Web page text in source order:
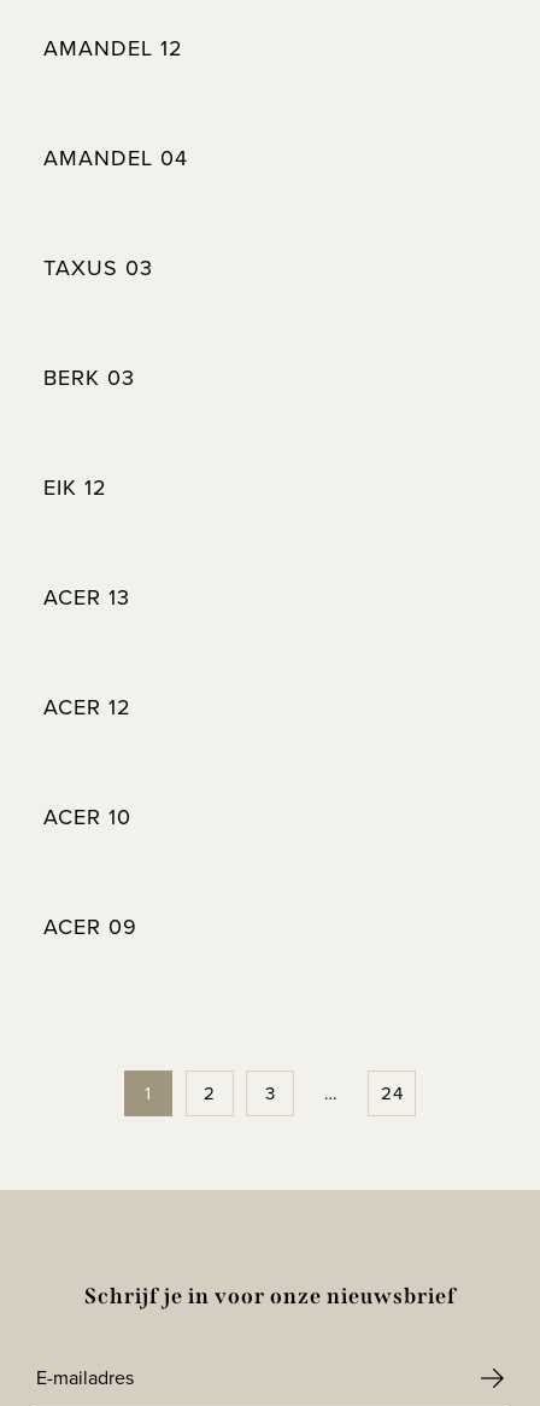
AMANDEL 12
AMANDEL 04
TAXUS 03
BERK 03
EIK 12
ACER 13
ACER 12
ACER 10
ACER 09
1 2 3 … 24
Schrijf je in voor onze nieuwsbrief